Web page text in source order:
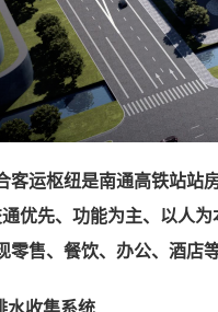
客运枢纽是南通高铁站站
优先、功能为主、以人
零售、餐饮、办公、酒店
水收集系统